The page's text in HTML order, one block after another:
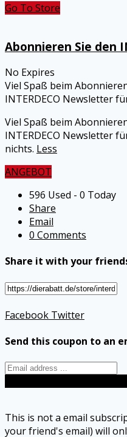
Go To Store
Abonnieren Sie den
No Expires
Viel Spaß beim
INTERDECO Newsletter
Viel Spaß beim
INTERDECO Newsletter
nichts. Less
ANGEBOT
596 Used - 0 Today
Share
Email
0 Comments
Share it with your
Facebook Twitter
Send this coupon to an
This is not a email
your friend's email) will